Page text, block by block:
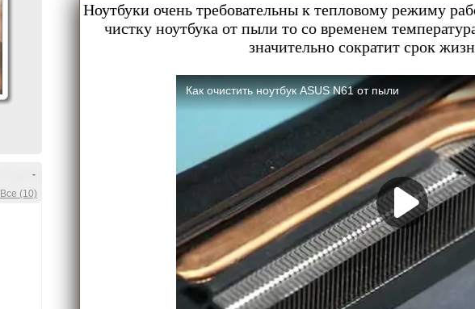
-
Все (10)
Ноутбуки очень требовательны к тепловому режиму
чистку ноутбука от пыли то со временем
значительно сократит срок